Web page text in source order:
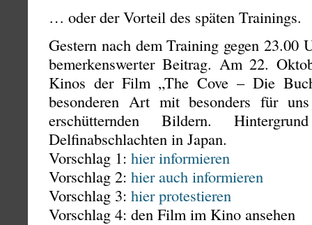
… oder der Vorteil des späten Trainings.
Gestern nach dem Training gegen 23.00
bemerkenswerter Beitrag. Am 22.
Kinos der Film „The Cove – Die
besonderen Art mit besonders für
erschütternden Bildern.
Delfinabschlachten in Japan.
Vorschlag 1: hier informieren
Vorschlag 2: hier auch informieren
Vorschlag 3: hier protestieren
Vorschlag 4: den Film im Kino ansehen